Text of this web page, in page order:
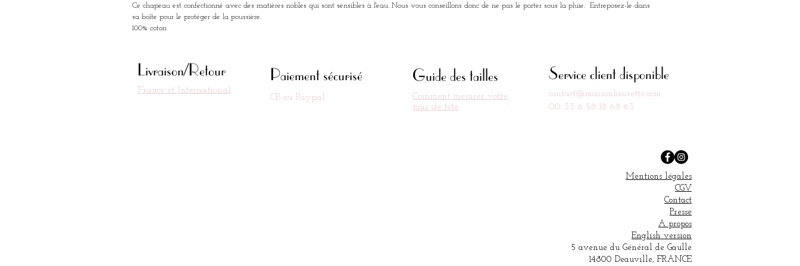
commande, merci de compter un délai de
3 jours ouvrés avant expédition
confectionnés à la main dans notre atelier
à Deauville, en petites séries, garantissant
Ce chapeau est confectionné avec des matières nobles qui sont sensibles à l'eau. Nous vous conseillons donc de ne pas le porter sous la pluie. Entreposez-le dans
sa boîte pour le protéger de la poussière.
100% coton
Livraison/Retour
France et International
Paiement sécurisé
CB ou Paypal
Guide des tailles
Comment mesurer votre
tour de tête
Service client disponible
contact@maisonlaurette.com
00 33 6 58 18 68 63
Mentions légales
CGV
Contact
Presse
A propos
English version
5 avenue du Général de Gaulle
14800 Deauville, FRANCE